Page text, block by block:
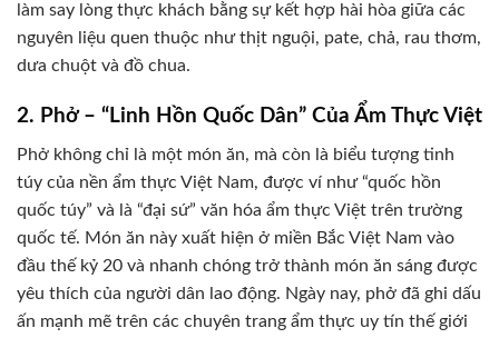
làm say lòng thực khách bằng sự kết hợp hài hòa giữa các
nguyên liệu quen thuộc như thịt nguội, pate, chả, rau thơm,
dưa chuột và đồ chua.
2. Phở – “Linh Hồn Quốc Dân” Của Ẩm Thực Việt
Phở không chỉ là một món ăn, mà còn là biểu tượng tinh
túy của nền ẩm thực Việt Nam, được ví như “quốc hồn
quốc túy” và là “đại sứ” văn hóa ẩm thực Việt trên trường
quốc tế. Món ăn này xuất hiện ở miền Bắc Việt Nam vào
đầu thế kỷ 20 và nhanh chóng trở thành món ăn sáng được
yêu thích của người dân lao động. Ngày nay, phở đã ghi dấu
ấn mạnh mẽ trên các chuyên trang ẩm thực uy tín thế giới